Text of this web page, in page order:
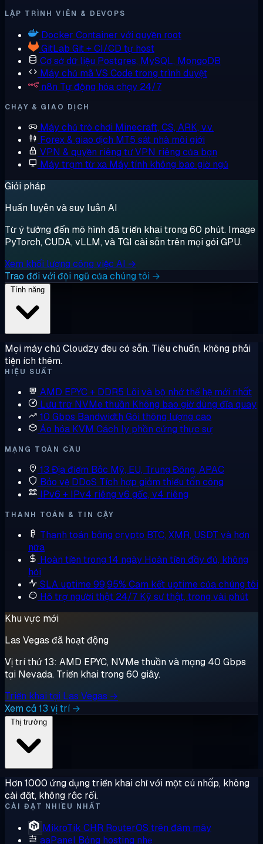
LẬP TRÌNH VIÊN & DEVOPS
Docker Container với quyền root
GitLab Git + CI/CD tự host
Cơ sở dữ liệu Postgres, MySQL, MongoDB
Máy chủ mãVS Code trong trình duyệt
n8n Tự động hóa chạy 24/7
CHẠY & GIAO DỊCH
Máy chủ trò chơi Minecraft, CS, ARK, v.v.
Forex & giao dịch MT5 sát nhà môi giới
VPN & quyền riêng tưVPN riêng của bạn
Máy trạm từ xa Máy tính không bao giờ ngủ
Giải pháp
Huấn luyện và suy luận AI
Từ ý tưởng đến mô hình đã triển khai trong 60 phút. Image
PyTorch, CUDA, vLLM, và TGI cài sẵn trên mọi gói GPU.
Xem khối lượng công việc AI →
Trao đổi với đội ngũ của chúng tôi →
Mọi máy chủ Cloudzy đều có sẵn. Tiêu chuẩn, không phải
tiện ích thêm.
HIỆU SUẤT
AMD EPYC + DDR5 Lõi và bộ nhớ thế hệ mới nhất
Lưu trữ NVMe thuần Không bao giờ dùng đĩa quay
10 Gbps Bandwidth Gói thông lượng cao
Ảo hóa KVM Cách ly phần cứng thực sự
MẠNG TOÀN CẦU
13 Địa điểm Bắc Mỹ, EU, Trung Đông, APAC
Bảo vệ DDoS Tích hợp giảm thiểu tấn công
IPv6 + IPv4 riêng v6 gốc, v4 riêng
THANH TOÁN & TIN CẬY
Thanh toán bằng crypto BTC, XMR, USDT và hơn
nữa
Hoàn tiền trong 14 ngày Hoàn tiền đầy đủ, không
hỏi
SLA uptime 99,95% Cam kết uptime của chúng tôi
Hỗ trợ người thật 24/7 Kỹ sư thật, trong vài phút
Khu vực mới
Las Vegas đã hoạt động
Vị trí thứ 13: AMD EPYC, NVMe thuần và mạng 40 Gbps
tại Nevada. Triển khai trong 60 giây.
Triển khai tại Las Vegas →
Xem cả 13 vị trí →
Hơn 1000 ứng dụng triển khai chỉ với một cú nhấp, không
cài đặt, không rắc rối.
CÀI ĐẶT NHIỀU NHẤT
MikroTik CHR RouterOS trên đám mây
aaPanel Bảng hosting nhẹ